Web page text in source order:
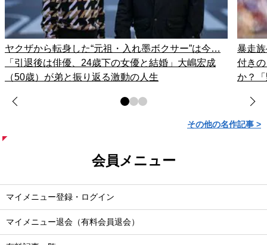
ヤクザから転身した“元祖・入れ墨ボクサー”は今…
「引退後は俳優、24歳下の女優と結婚」大嶋宏成
（50歳）が弟と振り返る激動の人生
暴走
付き
か？
その他の名作記事 >
会員メニュー
マイメニュー登録・ログイン
マイメニュー退会（有料会員退会）